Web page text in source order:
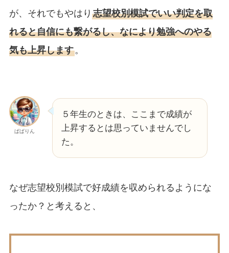
が、それでもやはり 志望校別模試でいい判定を取
れると自信にも繋がるし、なにより勉強へのやる
気も上昇します。
ぱぱりん
５年生のときは、ここまで成績が
上昇するとは思っていませんでし
た。
なぜ志望校別模試で好成績を収められるようにな
ったか？と考えると、